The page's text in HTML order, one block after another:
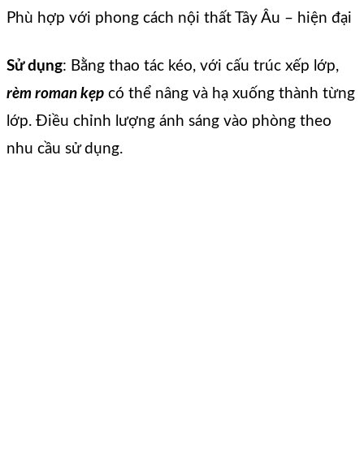
Phù hợp với phong cách nội thất Tây Âu – hiện đại
Sử dụng: Bằng thao tác kéo, với cấu trúc xếp lớp,
rèm roman kẹp có thể nâng và hạ xuống thành từng
lớp. Điều chỉnh lượng ánh sáng vào phòng theo
nhu cầu sử dụng.